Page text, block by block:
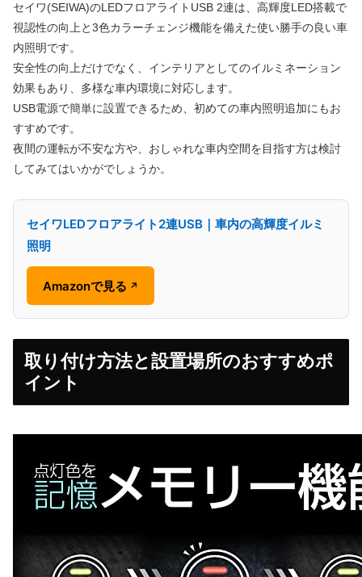
セイワ(SEIWA)のLEDフロアライトUSB 2連は、高輝度LED搭載で
視認性の向上と3色カラーチェンジ機能を備えた使い勝手の良い車
内照明です。
安全性の向上だけでなく、インテリアとしてのイルミネーション
効果もあり、多様な車内環境に対応します。
USB電源で簡単に設置できるため、初めての車内照明追加にもお
すすめです。
夜間の運転が不安な方や、おしゃれな車内空間を目指す方は検討
してみてはいかがでしょうか。
セイワLEDフロアライト2連USB｜車内の高輝度イルミ
照明
Amazonで見る ↗
取り付け方法と設置場所のおすすめポ
イント